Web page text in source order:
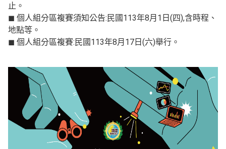
止。
◼ 個人組分區複賽須知公告:民國113年8月1日(四),含時程、
地點等。
◼ 個人組分區複賽:民國113年8月17日(六)舉行。